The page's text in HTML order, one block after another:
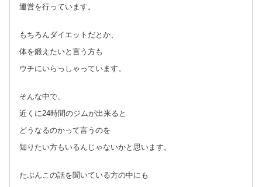
運営を行っています。
もちろんダイエットだとか、
体を鍛えたいと言う方も
ウチにいらっしゃっています。
そんな中で、
近くに24時間のジムが出来ると
どうなるのかって言うのを
知りたい方もいるんじゃないかと思います。
たぶんこの話を聞いている方の中にも